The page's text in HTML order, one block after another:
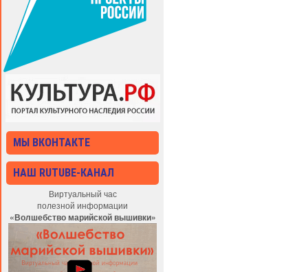
МЫ ВКОНТАКТЕ
НАШ RUTUBE-КАНАЛ
Виртуальный час
полезной информации
«Волшебство марийской вышивки»